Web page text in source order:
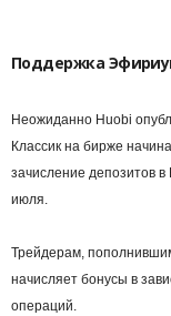
Поддержка
Неожиданно Huobi
Классик на бирже
зачисление депозитов в
июля.
Трейдерам,
начисляет бонусы в
операций.